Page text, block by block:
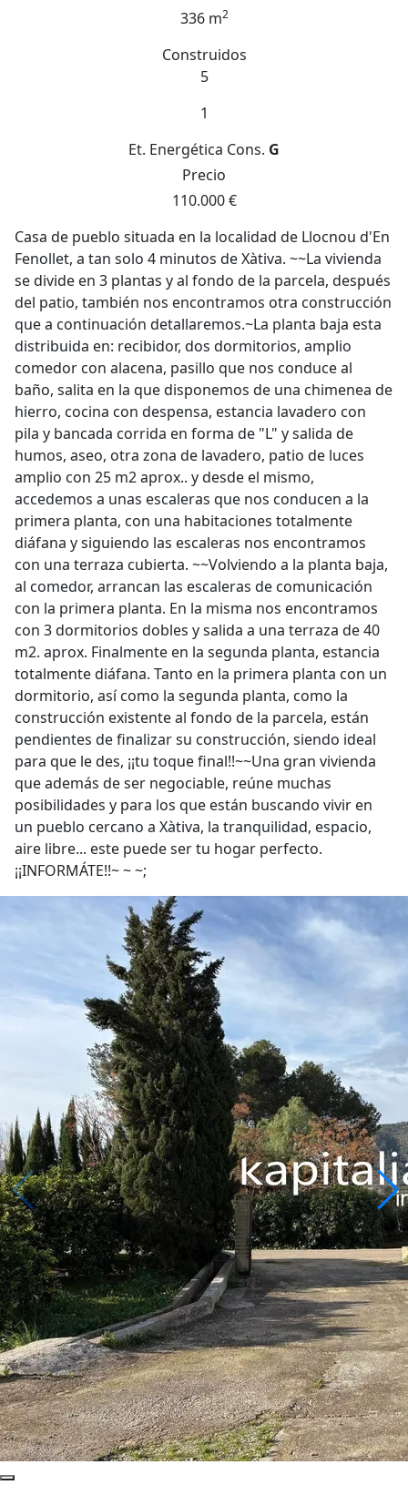
336 m2
Construidos
5
1
Et. Energética Cons. G
Precio
110.000 €
Casa de pueblo situada en la localidad de Llocnou d'En
Fenollet, a tan solo 4 minutos de Xàtiva. ~~La vivienda
se divide en 3 plantas y al fondo de la parcela, después
del patio, también nos encontramos otra construcción
que a continuación detallaremos.~La planta baja esta
distribuida en: recibidor, dos dormitorios, amplio
comedor con alacena, pasillo que nos conduce al
baño, salita en la que disponemos de una chimenea de
hierro, cocina con despensa, estancia lavadero con
pila y bancada corrida en forma de "L" y salida de
humos, aseo, otra zona de lavadero, patio de luces
amplio con 25 m2 aprox.. y desde el mismo,
accedemos a unas escaleras que nos conducen a la
primera planta, con una habitaciones totalmente
diáfana y siguiendo las escaleras nos encontramos
con una terraza cubierta. ~~Volviendo a la planta baja,
al comedor, arrancan las escaleras de comunicación
con la primera planta. En la misma nos encontramos
con 3 dormitorios dobles y salida a una terraza de 40
m2. aprox. Finalmente en la segunda planta, estancia
totalmente diáfana. Tanto en la primera planta con un
dormitorio, así como la segunda planta, como la
construcción existente al fondo de la parcela, están
pendientes de finalizar su construcción, siendo ideal
para que le des, ¡¡tu toque final!!~~Una gran vivienda
que además de ser negociable, reúne muchas
posibilidades y para los que están buscando vivir en
un pueblo cercano a Xàtiva, la tranquilidad, espacio,
aire libre... este puede ser tu hogar perfecto.
¡¡INFORMÁTE!!~ ~ ~;